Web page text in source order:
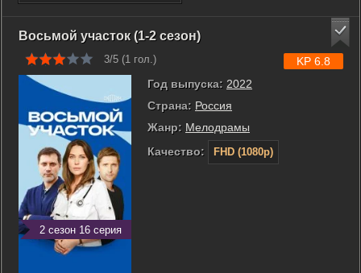
выживания. В поисках ...
Восьмой участок (1-2 сезон)
3/5 (1 гол.)
2 сезон 16 серия
Год выпуска: 2022
Страна: Россия
Жанр: Мелодрамы
Качество:
FHD (1080p)
KP 6.8